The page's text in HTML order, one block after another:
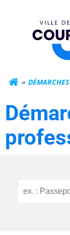
DÉMARCHES